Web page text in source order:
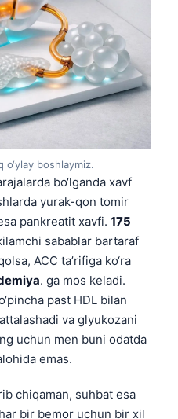
o‘ylay boshlaymiz.
bo‘lganda xavf
yurak-qon tomir
pankreatit xavfi. 175
sabablar bartaraf
ACC ta’rifiga ko‘ra
. ga mos keladi.
past HDL bilan
va glyukozani
uchun men buni odatda
emas.
chiqaman, suhbat esa
bir bemor uchun bir xil